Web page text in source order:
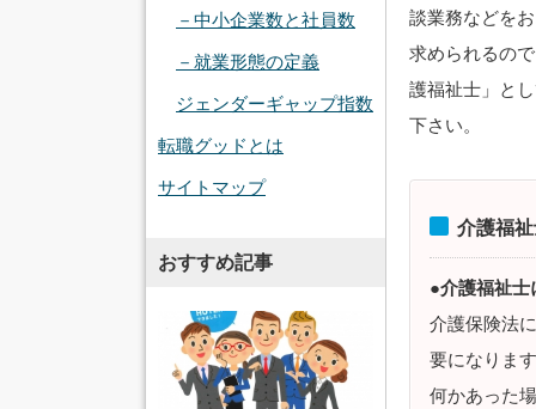
談業務などを
求められるの
護福祉士」と
下さい。
介護福
●介護福祉士
介護保険法
要になりま
何かあった
－中小企業数と社員数
－就業形態の定義
ジェンダーギャップ指数
転職グッドとは
サイトマップ
おすすめ記事